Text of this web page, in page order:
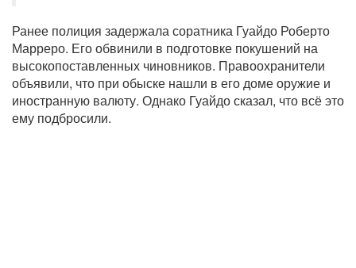
Ранее полиция задержала соратника Гуайдо Роберто
Марреро. Его обвинили в подготовке покушений на
высокопоставленных чиновников. Правоохранители
объявили, что при обыске нашли в его доме оружие и
иностранную валюту. Однако Гуайдо сказал, что всё это
ему подбросили.